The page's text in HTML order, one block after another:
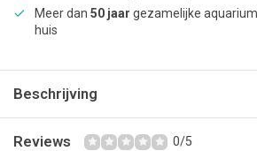
Meer dan 50 jaar gezamelijke
huis
Beschrijving
Reviews 0/5